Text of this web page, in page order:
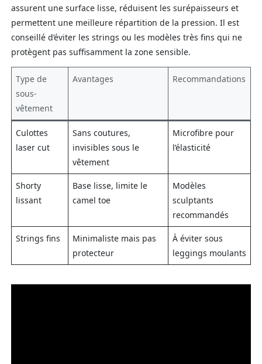
assurent une surface lisse, réduisent les surépaisseurs et
permettent une meilleure répartition de la pression. Il est
conseillé d’éviter les strings ou les modèles très fins qui ne
protègent pas suffisamment la zone sensible.
Type de
sous-
vêtement
Avantages Recommandations
Culottes
laser cut
Sans coutures,
invisibles sous le
vêtement
Microfibre pour
l’élasticité
Shorty
lissant
Base lisse, limite le
camel toe
Modèles
sculptants
recommandés
Strings fins
Minimaliste mais pas
protecteur
À éviter sous
leggings moulants